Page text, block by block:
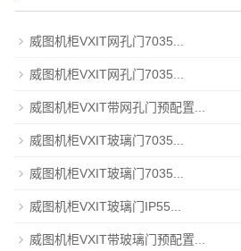
威图机柜VXIT网孔门7035...
威图机柜VXIT网孔门7035...
威图机柜VXIT带网孔门预配置...
威图机柜VXIT玻璃门7035...
威图机柜VXIT玻璃门7035...
威图机柜VXIT玻璃门IP55...
威图机柜VXIT带玻璃门预配置...